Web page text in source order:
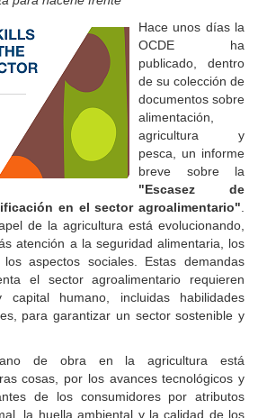
Hace unos días la
OCDE ha
publicado, dentro
de su colección de
documentos sobre
alimentación,
agricultura y
pesca, un informe
breve sobre la
"Escasez de
en el sector agroalimentario".
de la agricultura está evolucionando,
atención a la seguridad alimentaria, los
aspectos sociales. Estas demandas
el sector agroalimentario requieren
capital humano, incluidas habilidades
para garantizar un sector sostenible y
de obra en la agricultura está
cosas, por los avances tecnológicos y
de los consumidores por atributos
la huella ambiental y la calidad de los